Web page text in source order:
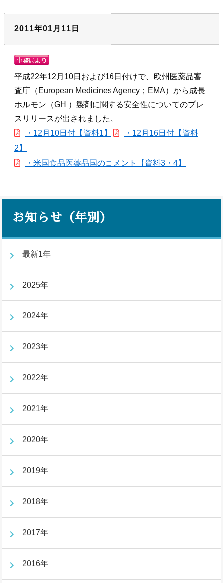
2011年01月11日
平成22年12月10日および16日付けで、欧州医薬品審
査庁（European Medicines Agency；EMA）から成長
ホルモン（GH ）製剤に関する安全性についてのプレ
スリリースが出されました。
・12月10日付【資料1】
・12月16日付【資料
2】
・米国食品医薬品国のコメント【資料3・4】
お知らせ（年別）
最新1年
2025年
2024年
2023年
2022年
2021年
2020年
2019年
2018年
2017年
2016年